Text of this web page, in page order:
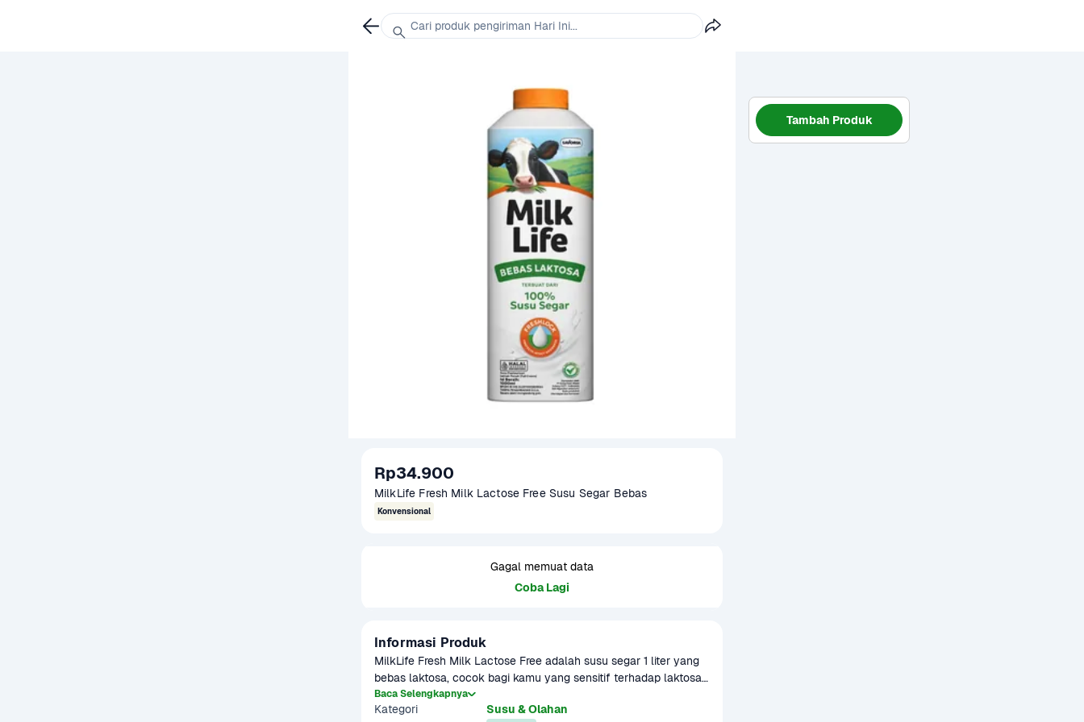
Rp34.900
MilkLife Fresh Milk Lactose Free Susu Segar Bebas
Konvensional
Gagal memuat data
Coba Lagi
Informasi Produk
MilkLife Fresh Milk Lactose Free adalah susu segar 1 liter yang
bebas laktosa, cocok bagi kamu yang sensitif terhadap laktosa.
Tetap creamy dan lezat, dengan nutrisi lengkap dari susu sapi
segar.
Baca Selengkapnya
Kategori
Susu & Olahan
Tambah Produk
Cari produk pengiriman Hari Ini...